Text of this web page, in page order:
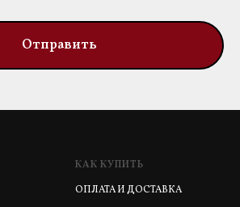
Отправить
КАК КУПИТЬ
ОПЛАТА И ДОСТАВКА